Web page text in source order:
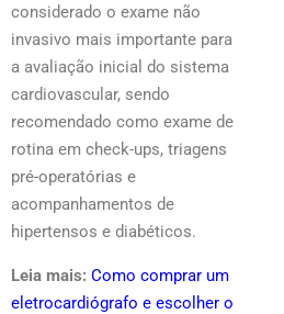
considerado o exame não
invasivo mais importante para
a avaliação inicial do sistema
cardiovascular, sendo
recomendado como exame de
rotina em check-ups, triagens
pré-operatórias e
acompanhamentos de
hipertensos e diabéticos.
Leia mais: Como comprar um
eletrocardiógrafo e escolher o